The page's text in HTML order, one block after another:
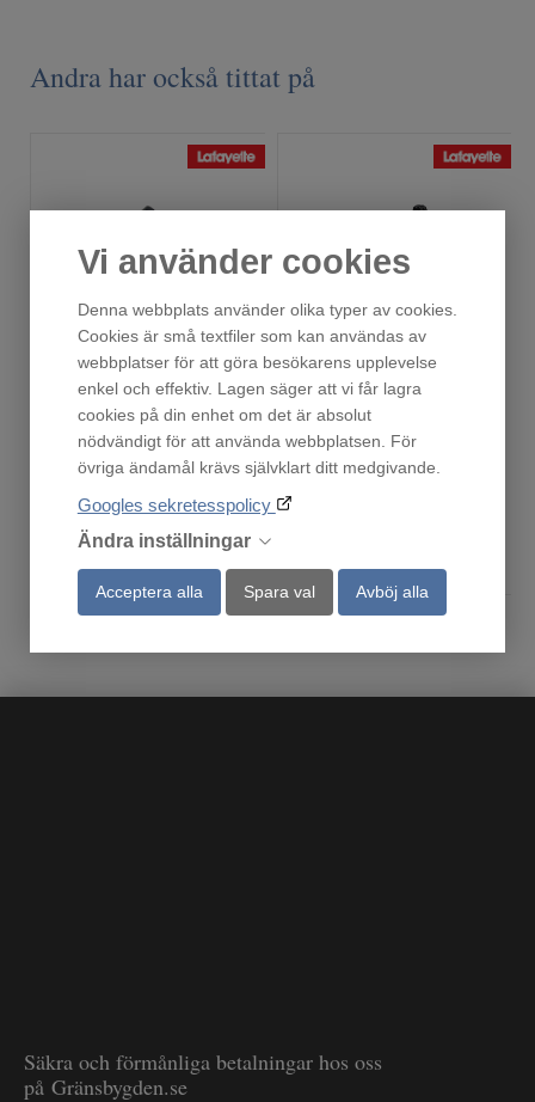
Vi använder cookies
Denna webbplats använder olika typer av cookies.
Cookies är små textfiler som kan användas av
webbplatser för att göra besökarens upplevelse
enkel och effektiv. Lagen säger att vi får lagra
cookies på din enhet om det är absolut
nödvändigt för att använda webbplatsen. För
övriga ändamål krävs självklart ditt medgivande.
Googles sekretesspolicy
Ändra inställningar
Acceptera alla Spara val Avböj alla
Andra har också tittat på
Ack.paket AP-50/M5
Finns i lager!
650
DC-31 Smart - Superpaket
Finns i lager!
3 295
Säkra och förmånliga betalningar hos oss
på Gränsbygden.se